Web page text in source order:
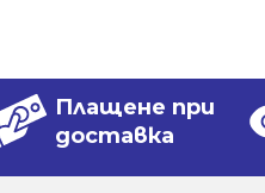
Плащене при
доставка